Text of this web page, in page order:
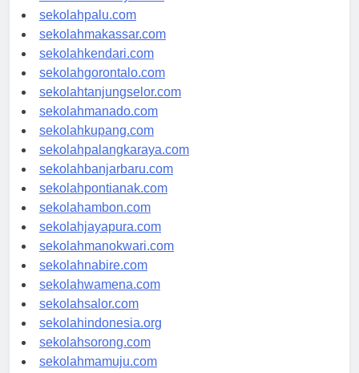
sekolahpalu.com
sekolahmakassar.com
sekolahkendari.com
sekolahgorontalo.com
sekolahtanjungselor.com
sekolahmanado.com
sekolahkupang.com
sekolahpalangkaraya.com
sekolahbanjarbaru.com
sekolahpontianak.com
sekolahambon.com
sekolahjayapura.com
sekolahmanokwari.com
sekolahnabire.com
sekolahwamena.com
sekolahsalor.com
sekolahindonesia.org
sekolahsorong.com
sekolahmamuju.com